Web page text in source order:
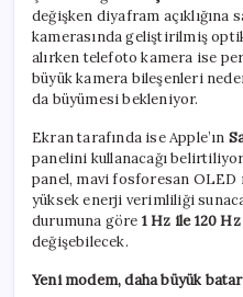
değişken diyafram açıklığına
kamerasında geliştirilmiş
alırken telefoto kamera ise
büyük kamera bileşenleri
da büyümesi bekleniyor.
Ekran tarafında ise Apple’ın
panelini kullanacağı
panel, mavi fosforesan OLED
yüksek enerji verimliliği
durumuna göre 1 Hz ile 120 Hz
değişebilecek.
Yeni modem, daha büyük